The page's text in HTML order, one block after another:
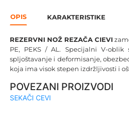
OPIS KARAKTERISTIKE
REZERVNI NOŽ REZAČA CIEVI
PE, PEKS / AL. Specijalni V-
spljoštavanje i deformisanje,
koja ima visok stepen izdržljivosti i
POVEZANI PROIZVODI
SEKAČI CEVI